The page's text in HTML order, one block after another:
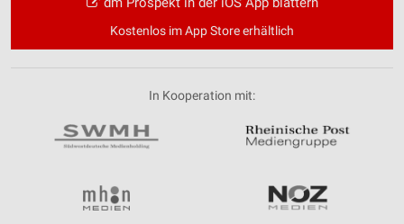
Kostenlos im App Store erhältlich
In Kooperation mit: